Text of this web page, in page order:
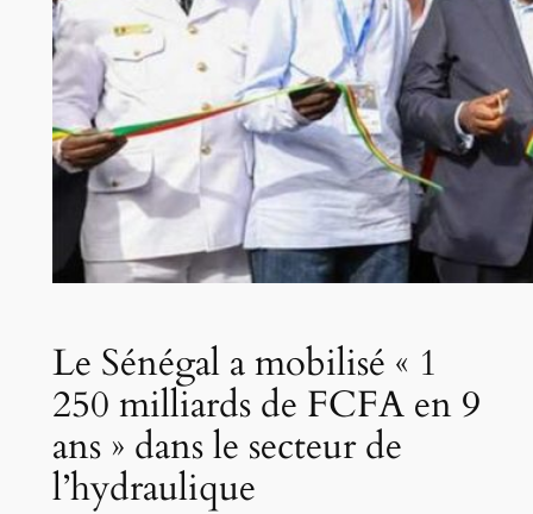
Le Sénégal a mobilisé « 1
250 milliards de FCFA en 9
ans » dans le secteur de
l’hydraulique